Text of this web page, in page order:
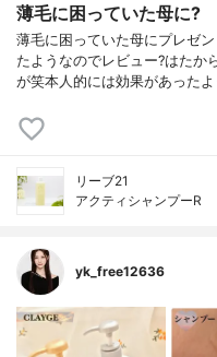
薄毛に困っていた母に?
薄毛に困っていた母にプレゼ
たようなのでレビュー?はたか
が笑本人的には効果があった
リーブ21
アクティシャンプーR
yk_free12636